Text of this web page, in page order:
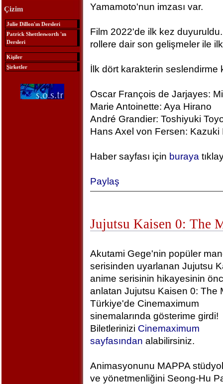
Çizim
Julie Dillon'ın Dersleri
Patrick Shettlesworth 'ın
Dersleri
Kişiler
Şirketler
Yamamoto'nun imzası var.
Film 2022'de ilk kez
rollere dair son gelişmeler ile ilk
İlk dört karakterin seslendirme
Oscar François de Jarjayes:
Marie Antoinette: Aya Hirano
André Grandier: Toshiyuki
Hans Axel von Fersen: Kazuki
Haber sayfası için buraya
Paylaş
Jujutsu Kaisen 0: The
Akutami Gege'nin popüler
serisinden uyarlanan Jujutsu
anime serisinin hikayesinin
anlatan Jujutsu Kaisen 0: The
Türkiye'de Cinemaximum
sinemalarında gösterime girdi!
Biletlerinizi Cinemaximum
sayfasından alabilirsiniz.
Animasyonunu MAPPA
ve yönetmenliğini Seong-Hu